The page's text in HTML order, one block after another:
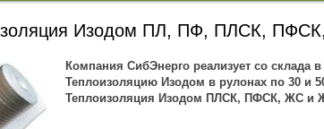
Изодом ПЛ, ПФ, ПЛСК,
Компания СибЭнерго реализует со склада в
Теплоизоляцию Изодом в рулонах по 30 и
Теплоизоляция Изодом ПЛСК, ПФСК, ЖС и